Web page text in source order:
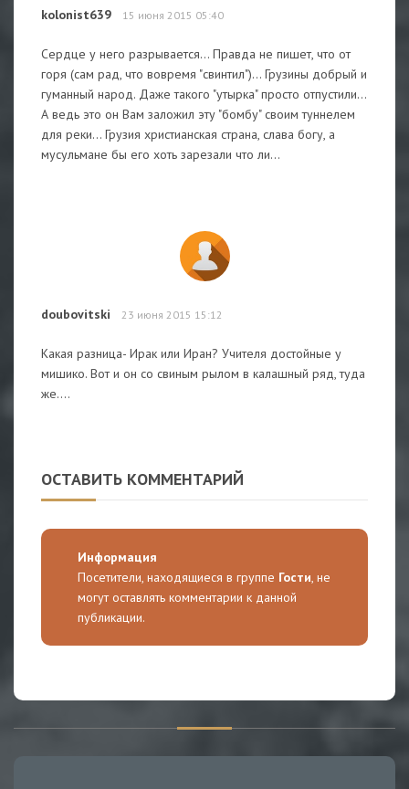
kolonist639 15 июня 2015 05:40
Сердце у него разрывается... Правда не пишет, что от
горя (сам рад, что вовремя "свинтил")... Грузины добрый и
гуманный народ. Даже такого "утырка" просто отпустили...
А ведь это он Вам заложил эту "бомбу" своим туннелем
для реки... Грузия христианская страна, слава богу, а
мусульмане бы его хоть зарезали что ли...
doubovitski 23 июня 2015 15:12
Какая разница- Ирак или Иран? Учителя достойные у
мишико. Вот и он со свиным рылом в калашный ряд, туда
же....
ОСТАВИТЬ КОММЕНТАРИЙ
Информация
Посетители, находящиеся в группе Гости, не
могут оставлять комментарии к данной
публикации.